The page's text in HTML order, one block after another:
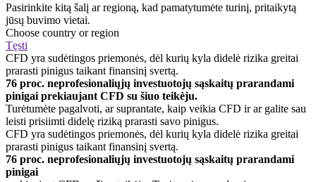
Pasirinkite kitą šalį ar regioną, kad pamatytumėte turinį, pritaikytą
jūsų buvimo vietai.
Choose country or region
Tęsti
CFD yra sudėtingos priemonės, dėl kurių kyla didelė rizika greitai
prarasti pinigus taikant finansinį svertą.
76 proc. neprofesionaliųjų investuotojų sąskaitų prarandami
pinigai prekiaujant CFD su šiuo teikėju.
Turėtumėte pagalvoti, ar suprantate, kaip veikia CFD ir ar galite sau
leisti prisiimti didelę riziką prarasti savo pinigus.
CFD yra sudėtingos priemonės, dėl kurių kyla didelė rizika greitai
prarasti pinigus taikant finansinį svertą.
76 proc. neprofesionaliųjų investuotojų sąskaitų prarandami
pinigai